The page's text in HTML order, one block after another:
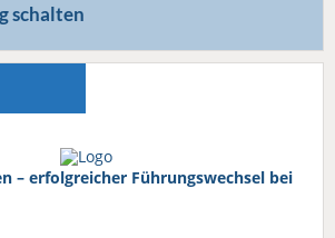
schalten
– erfolgreicher Führungswechsel bei